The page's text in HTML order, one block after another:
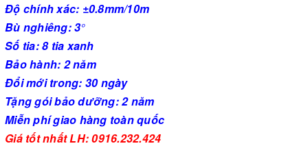
Độ chính xác: ±0.8mm/10m
Bù nghiêng: 3°
Số tia: 8 tia xanh
Bảo hành: 2 năm
Đổi mới trong: 30 ngày
Tặng gói bảo dưỡng: 2 năm
Miễn phí giao hàng toàn quốc
Giá tốt nhất LH: 0916.232.424